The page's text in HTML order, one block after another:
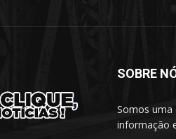
SOBRE
Somos uma
informação